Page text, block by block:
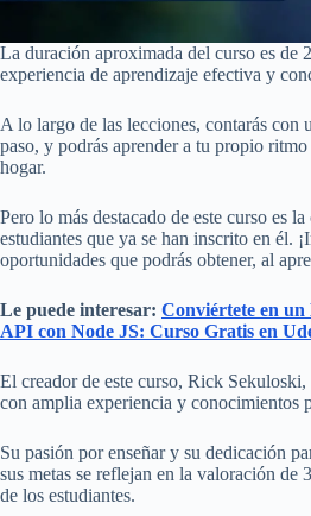
La duración aproximada del curso es de
experiencia de aprendizaje efectiva y
A lo largo de las lecciones, contarás con
paso, y podrás aprender a tu propio
hogar.
Pero lo más destacado de este curso es
estudiantes que ya se han inscrito en él.
oportunidades que podrás obtener, al
Le puede interesar: Conviértete en
API con Node JS: Curso Gratis en
El creador de este curso, Rick Sekuloski,
con amplia experiencia y conocimientos
Su pasión por enseñar y su dedicación
sus metas se reflejan en la valoración de
de los estudiantes.